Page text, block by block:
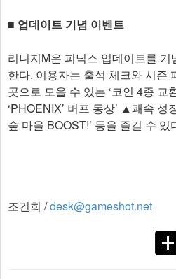
​■ ​업데이트 기념 이벤트
리니지M은 피닉스 업데이트를
한다. 이용자는 출석 체크와 시
곳으로 모을 수 있는 ‘코인 4종 교
‘PHOENIX’ 버프 동상’ ▲쾌속 성
숲 마을 BOOST!’ 등을 즐길 수 있
조건희 /desk@gameshot.net